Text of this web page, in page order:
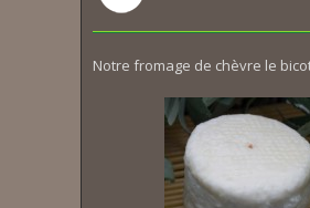
Notre fromage de chèvre le